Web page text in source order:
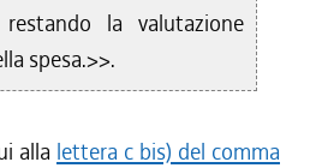
la valutazione
spesa.>>.
alla lettera c bis) del comma